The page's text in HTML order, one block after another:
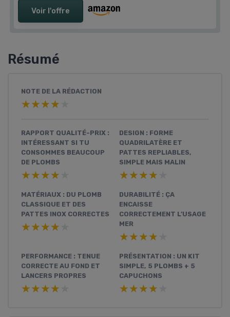
Voir l'offre
Résumé
NOTE DE LA RÉDACTION
★★★★★
★★★★★
RAPPORT QUALITÉ-PRIX :
INTÉRESSANT SI TU
CONSOMMES BEAUCOUP
DE PLOMBS
★★★★★
★★★★★
DESIGN : FORME
QUADRILATÈRE ET
PATTES REPLIABLES,
SIMPLE MAIS MALIN
★★★★★
★★★★★
MATÉRIAUX : DU PLOMB
CLASSIQUE ET DES
PATTES INOX CORRECTES
★★★★★
★★★★★
DURABILITÉ : ÇA
ENCAISSE
CORRECTEMENT L’USAGE
MER
★★★★★
★★★★★
PERFORMANCE : TENUE
CORRECTE AU FOND ET
LANCERS PROPRES
★★★★★
★★★★★
PRÉSENTATION : UN KIT
SIMPLE, 5 PLOMBS + 5
CAPUCHONS
★★★★★
★★★★★